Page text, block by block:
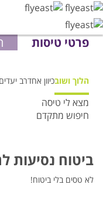
פרטי טיסות
הלוך ושובכיוון אחדרב יעדים
מצא לי טיסה
חיפוש מתקדם
הנוספות
מוצגות
לפני
ביטוח נסיעות
לא טסים בלי ביטוח!